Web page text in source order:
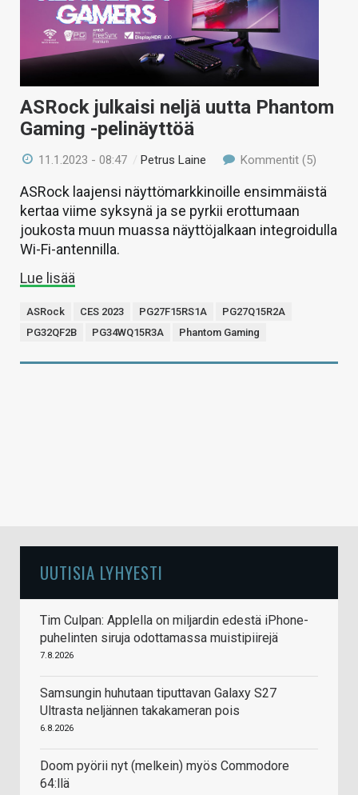
VAIHDA TEEMA
HAKU
ASRock julkaisi neljä uutta Phantom
Gaming -pelinäyttöä
11.1.2023 - 08:47 /Petrus Laine Kommentit (5)
ASRock laajensi näyttömarkkinoille ensimmäistä
kertaa viime syksynä ja se pyrkii erottumaan
joukosta muun muassa näyttöjalkaan integroidulla
Wi-Fi-antennilla.
Lue lisää
ASRock CES 2023 PG27F15RS1A
PG27Q15R2A
PG32QF2B
PG34WQ15R3A Phantom Gaming
UUTISIA LYHYESTI
Tim Culpan: Applella on miljardin edestä iPhone-
puhelinten siruja odottamassa muistipiirejä
7.8.2026
Samsungin huhutaan tiputtavan Galaxy S27
Ultrasta neljännen takakameran pois
6.8.2026
Doom pyörii nyt (melkein) myös Commodore
64:llä